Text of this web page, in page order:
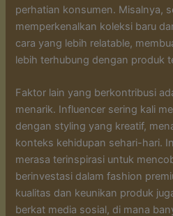
perhatian konsumen. Misalnya,
memperkenalkan koleksi baru
cara yang lebih relatable,
lebih terhubung dengan produk
Faktor lain yang berkontribusi
menarik. Influencer sering kali
dengan styling yang kreatif,
konteks kehidupan sehari-hari.
merasa terinspirasi untuk
berinvestasi dalam fashion
kualitas dan keunikan produk
berkat media sosial, di mana